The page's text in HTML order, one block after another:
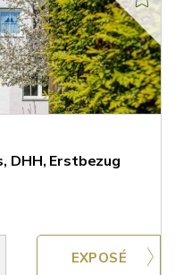
DHH, Erstbezug